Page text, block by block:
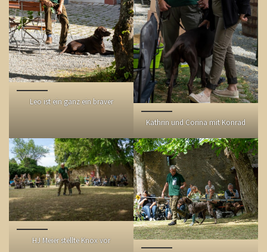
Leo ist ein ganz ein braver
Kathrin und Corina mit Konrad
HJ Meier stellte Knox vor